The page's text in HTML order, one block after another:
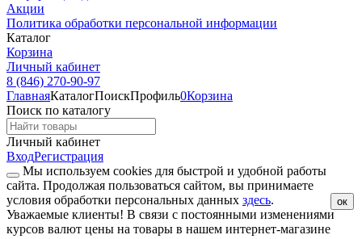
Акции
Политика обработки персональной информации
Каталог
Корзина
Личный кабинет
8 (846) 270-90-97
ГлавнаяКаталогПоискПрофиль0Корзина
Поиск по каталогу
Личный кабинет
ВходРегистрация
Мы используем cookies для быстрой и удобной работы
сайта. Продолжая пользоваться сайтом, вы принимаете
условия обработки персональных данных здесь. ок
Уважаемые клиенты! В связи с постоянными изменениями
курсов валют цены на товары в нашем интернет-магазине